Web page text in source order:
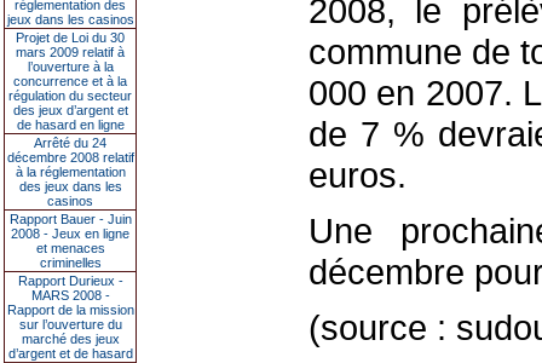
réglementation des
jeux dans les casinos
Projet de Loi du 30
mars 2009 relatif à
l’ouverture à la
concurrence et à la
régulation du secteur
des jeux d’argent et
de hasard en ligne
Arrêté du 24
décembre 2008 relatif
à la réglementation
des jeux dans les
casinos
Rapport Bauer - Juin
2008 - Jeux en ligne
et menaces
criminelles
Rapport Durieux -
MARS 2008 -
Rapport de la mission
sur l’ouverture du
marché des jeux
d’argent et de hasard
2008, le
commune de
000 en 2007.
de 7 %
euros.
Une
décembre
(source :